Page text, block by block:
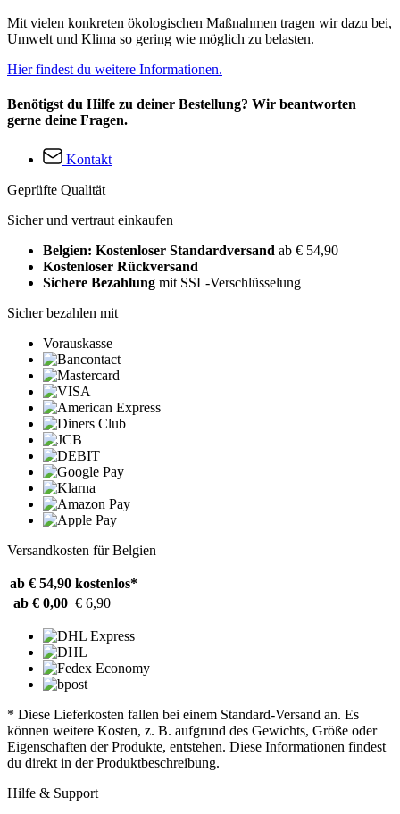
Mit vielen konkreten ökologischen Maßnahmen tragen wir dazu bei,
Umwelt und Klima so gering wie möglich zu belasten.
Hier findest du weitere Informationen.
Benötigst du Hilfe zu deiner Bestellung? Wir beantworten
gerne deine Fragen.
Kontakt
Geprüfte Qualität
Sicher und vertraut einkaufen
Belgien: Kostenloser Standardversand ab € 54,90
Kostenloser Rückversand
Sichere Bezahlung mit SSL-Verschlüsselung
Sicher bezahlen mit
Vorauskasse
Versandkosten für Belgien
ab € 54,90 kostenlos*
ab € 0,00 € 6,90
* Diese Lieferkosten fallen bei einem Standard-Versand an. Es
können weitere Kosten, z. B. aufgrund des Gewichts, Größe oder
Eigenschaften der Produkte, entstehen. Diese Informationen findest
du direkt in der Produktbeschreibung.
Hilfe & Support